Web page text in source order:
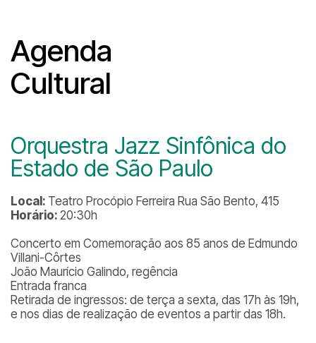
Agenda
Cultural
Orquestra Jazz Sinfônica do
Estado de São Paulo
Local: Teatro Procópio Ferreira Rua São Bento, 415
Horário: 20:30h
Concerto em Comemoração aos 85 anos de Edmundo
Villani-Côrtes
João Maurício Galindo, regência
Entrada franca
Retirada de ingressos: de terça a sexta, das 17h às 19h,
e nos dias de realização de eventos a partir das 18h.